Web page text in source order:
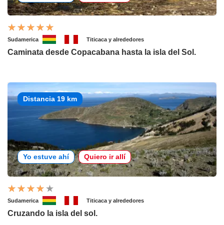
Sudamerica Titicaca y alrededores
Caminata desde Copacabana hasta la isla del Sol.
Distancia 19 km
Yo estuve ahí Quiero ir allí
Sudamerica Titicaca y alrededores
Cruzando la isla del sol.